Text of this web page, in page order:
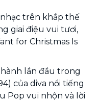
nhạc trên khắp thế
giai điệu vui tươi,
for Christmas Is
lần đầu trong
của diva nổi tiếng
Pop vui nhộn và lời